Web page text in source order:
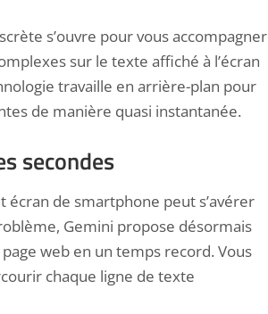
s’ouvre pour vous accompagner
sur le texte affiché à l’écran
travaille en arrière-plan pour
de manière quasi instantanée.
secondes
de smartphone peut s’avérer
Gemini propose désormais
web en un temps record. Vous
chaque ligne de texte